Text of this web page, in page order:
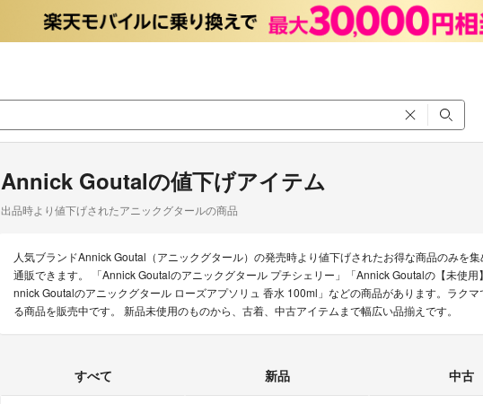
Annick Goutalの値下げアイテム
出品時より値下げされたアニックグタールの商品
人気ブランドAnnick Goutal（アニックグタール）の発売時より値下げされたお得な商品のみを
通販できます。 「Annick Goutalのアニックグタール プチシェリー」「Annick Goutalの【未使
nnick Goutalのアニックグタール ローズアプソリュ 香水 100ml」などの商品があります。ラク
る商品を販売中です。 新品未使用のものから、古着、中古アイテムまで幅広い品揃えです。
すべて 新品 中古